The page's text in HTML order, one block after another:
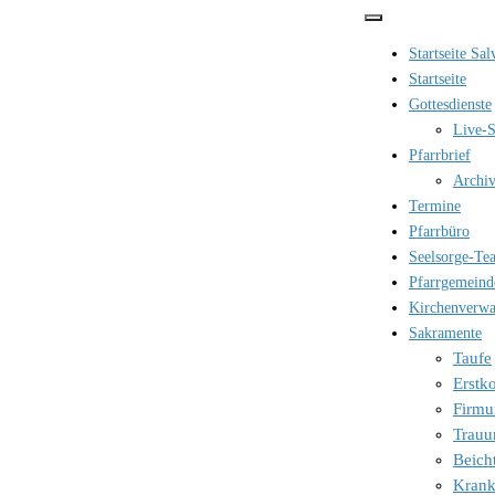
Startseite
Startseite
Gottesdienste
Live-
Pfarrbrief
Termine
Pfarrbüro
Seelsorge-
Sakramente
Taufe